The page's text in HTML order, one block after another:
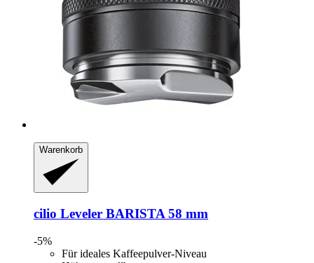
Warenkorb
cilio Leveler BARISTA 58 mm
-5%
Für ideales Kaffeepulver-Niveau